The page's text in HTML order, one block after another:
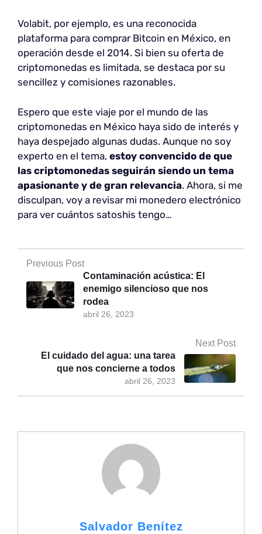
Volabit, por ejemplo, es una reconocida
plataforma para comprar Bitcoin en México, en
operación desde el 2014. Si bien su oferta de
criptomonedas es limitada, se destaca por su
sencillez y comisiones razonables.
Espero que este viaje por el mundo de las
criptomonedas en México haya sido de interés y
haya despejado algunas dudas. Aunque no soy
experto en el tema, estoy convencido de que
las criptomonedas seguirán siendo un tema
apasionante y de gran relevancia. Ahora, si me
disculpan, voy a revisar mi monedero electrónico
para ver cuántos satoshis tengo…
Previous Post
abril 26, 2023
Contaminación acústica: El
enemigo silencioso que nos
rodea
Next Post
abril 26, 2023
El cuidado del agua: una tarea
que nos concierne a todos
Salvador Benítez